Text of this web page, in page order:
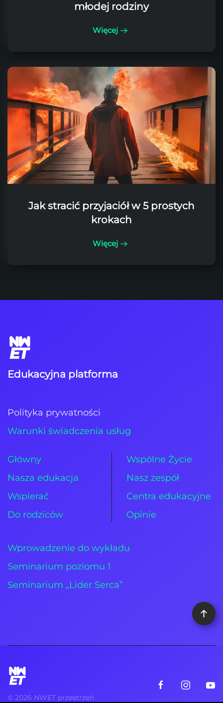
młodej rodziny
Więcej
Jak stracić przyjaciół w 5 prostych
krokach
Więcej
Edukacyjna platforma
Polityka prywatności
Warunki świadczenia usług
Główny
Nasza edukacja
Wspierać
Do rodziców
Wspólne Życie
Nasz zespół
Centra edukacyjne
Opinie
Wprowadzenie do wykładu
Seminarium poziomu 1
Seminarium „Lider Serca”
© 2026 NWET przestrzeń